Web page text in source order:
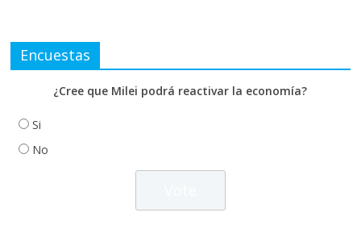
Encuestas
¿Cree que Milei podrá reactivar la economía?
Si
No